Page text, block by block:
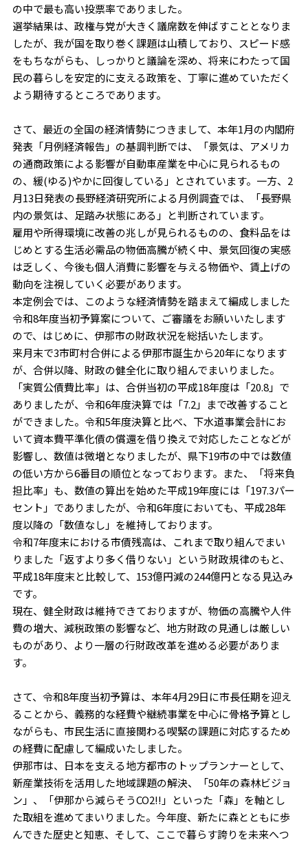
の中で最も高い投票率でありました。
選挙結果は、政権与党が大きく議席数を伸ばすこととなりま
したが、我が国を取り巻く課題は山積しており、スピード感
をもちながらも、しっかりと議論を深め、将来にわたって国
民の暮らしを安定的に支える政策を、丁寧に進めていただく
よう期待するところであります。
さて、最近の全国の経済情勢につきまして、本年1月の内閣府
発表「月例経済報告」の基調判断では、「景気は、アメリカ
の通商政策による影響が自動車産業を中心に見られるもの
の、緩(ゆる)やかに回復している」とされています。一方、2
月13日発表の長野経済研究所による月例調査では、「長野県
内の景気は、足踏み状態にある」と判断されています。
雇用や所得環境に改善の兆しが見られるものの、食料品をは
じめとする生活必需品の物価高騰が続く中、景気回復の実感
は乏しく、今後も個人消費に影響を与える物価や、賃上げの
動向を注視していく必要があります。
本定例会では、このような経済情勢を踏まえて編成しました
令和8年度当初予算案について、ご審議をお願いいたします
ので、はじめに、伊那市の財政状況を総括いたします。
来月末で3市町村合併による伊那市誕生から20年になります
が、合併以降、財政の健全化に取り組んでまいりました。
「実質公債費比率」は、合併当初の平成18年度は「20.8」で
ありましたが、令和6年度決算では「7.2」まで改善すること
ができました。令和5年度決算と比べ、下水道事業会計にお
いて資本費平準化債の償還を借り換えで対応したことなどが
影響し、数値は微増となりましたが、県下19市の中では数値
の低い方から6番目の順位となっております。また、「将来負
担比率」も、数値の算出を始めた平成19年度には「197.3パー
セント」でありましたが、令和6年度においても、平成28年
度以降の「数値なし」を維持しております。
令和7年度末における市債残高は、これまで取り組んでまい
りました「返すより多く借りない」という財政規律のもと、
平成18年度末と比較して、153億円減の244億円となる見込み
です。
現在、健全財政は維持できておりますが、物価の高騰や人件
費の増大、減税政策の影響など、地方財政の見通しは厳しい
ものがあり、より一層の行財政改革を進める必要がありま
す。
さて、令和8年度当初予算は、本年4月29日に市長任期を迎え
ることから、義務的な経費や継続事業を中心に骨格予算とし
ながらも、市民生活に直接関わる喫緊の課題に対応するため
の経費に配慮して編成いたしました。
伊那市は、日本を支える地方都市のトップランナーとして、
新産業技術を活用した地域課題の解決、「50年の森林ビジョ
ン」、「伊那から減らそうCO2!!」といった「森」を軸とし
た取組を進めてまいりました。今年度、新たに森とともに歩
んできた歴史と知恵、そして、ここで暮らす誇りを未来へつ